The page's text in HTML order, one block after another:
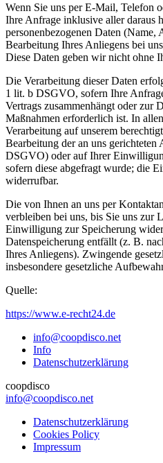
Wenn Sie uns per E-Mail, Telefon
Ihre Anfrage inklusive aller daraus
personenbezogenen Daten
Bearbeitung Ihres Anliegens bei
Diese Daten geben wir nicht ohne
Die Verarbeitung dieser Daten
1 lit. b DSGVO, sofern Ihre
Vertrags zusammenhängt oder zur
Maßnahmen erforderlich ist. In
Verarbeitung auf unserem
Bearbeitung der an uns
DSGVO) oder auf Ihrer
sofern diese abgefragt wurde; die
widerrufbar.
Die von Ihnen an uns per
verbleiben bei uns, bis Sie uns zur
Einwilligung zur Speicherung
Datenspeicherung entfällt (z. B.
Ihres Anliegens). Zwingende
insbesondere gesetzliche
Quelle:
https://www.e-recht24.de
info@coopdisco.net
Info
Datenschutzerklärung
coopdisco
info@coopdisco.net
Datenschutzerklärung
Cookies Policy
Impressum